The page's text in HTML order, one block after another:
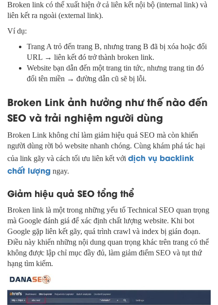
Broken link có thể xuất hiện ở cả liên kết nội bộ (internal link) và
liên kết ra ngoài (external link).
Ví dụ:
Trang A trỏ đến trang B, nhưng trang B đã bị xóa hoặc đổi
URL → liên kết đó trở thành broken link.
Website bạn dẫn đến một trang tin tức, nhưng trang tin đó
đổi tên miền → đường dẫn cũ sẽ bị lỗi.
Broken Link ảnh hưởng như thế nào đến
SEO và trải nghiệm người dùng
Broken Link không chỉ làm giảm hiệu quả SEO mà còn khiến
người dùng rời bỏ website nhanh chóng. Cùng khám phá tác hại
của link gãy và cách tối ưu liên kết với dịch vụ backlink
chất lượng ngay.
Giảm hiệu quả SEO tổng thể
Broken link là một trong những yếu tố Technical SEO quan trọng
mà Google đánh giá để xác định chất lượng website. Khi bot
Google gặp liên kết gãy, quá trình crawl và index bị gián đoạn.
Điều này khiến những nội dung quan trọng khác trên trang có thể
không được lập chỉ mục đầy đủ, làm giảm điểm SEO và tụt thứ
hạng tìm kiếm.